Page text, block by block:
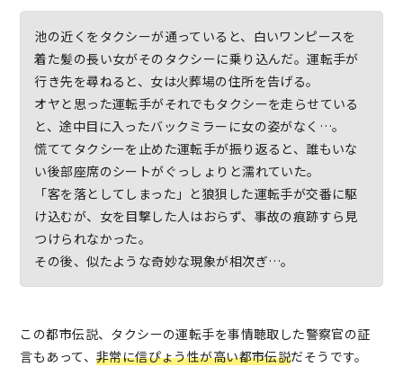
池の近くをタクシーが通っていると、白いワンピースを
着た髪の長い女がそのタクシーに乗り込んだ。運転手が
行き先を尋ねると、女は火葬場の住所を告げる。
オヤと思った運転手がそれでもタクシーを走らせている
と、途中目に入ったバックミラーに女の姿がなく…。
慌ててタクシーを止めた運転手が振り返ると、誰もいな
い後部座席のシートがぐっしょりと濡れていた。
「客を落としてしまった」と狼狽した運転手が交番に駆
け込むが、女を目撃した人はおらず、事故の痕跡すら見
つけられなかった。
その後、似たような奇妙な現象が相次ぎ…。
この都市伝説、タクシーの運転手を事情聴取した警察官の証
言もあって、 非常に信ぴょう性が高い都市伝説だそうです。